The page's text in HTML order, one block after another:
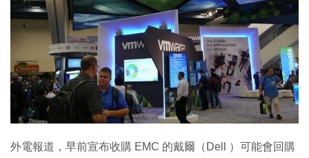
生成式AI與雲端應用
Enterprise Digital Transformation
特集
外電報道，早前宣布收購 EMC 的戴爾（Dell ）可能會回購